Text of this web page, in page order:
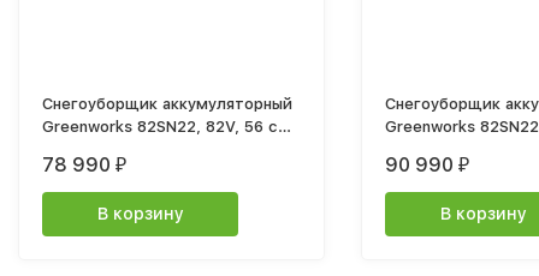
Снегоуборщик аккумуляторный
Greenworks 82SN22, 82V, 56 см,
78 990 ₽
В корзину
Снегоуборщик
Greenworks
90 990 ₽
В корзину